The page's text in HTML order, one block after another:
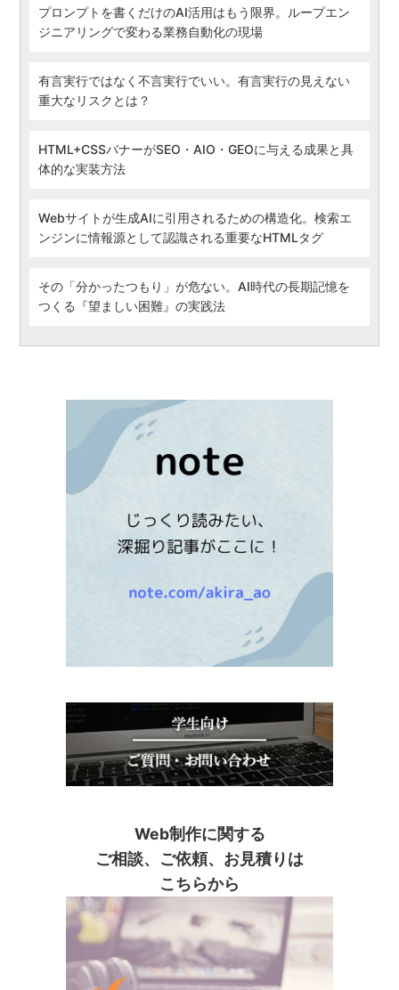
プロンプトを書くだけのAI活用はもう限界。ループエン
ジニアリングで変わる業務自動化の現場
有言実行ではなく不言実行でいい。有言実行の見えない
重大なリスクとは？
HTML+CSSバナーがSEO・AIO・GEOに与える成果と具
体的な実装方法
Webサイトが生成AIに引用されるための構造化。検索エ
ンジンに情報源として認識される重要なHTMLタグ
その「分かったつもり」が危ない。AI時代の長期記憶を
つくる『望ましい困難』の実践法
Web制作に関する
ご相談、ご依頼、お見積りは
こちらから